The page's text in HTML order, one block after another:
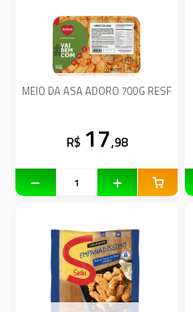
MEIO DA ASA ADORO 700G RESF
R$ 17,98